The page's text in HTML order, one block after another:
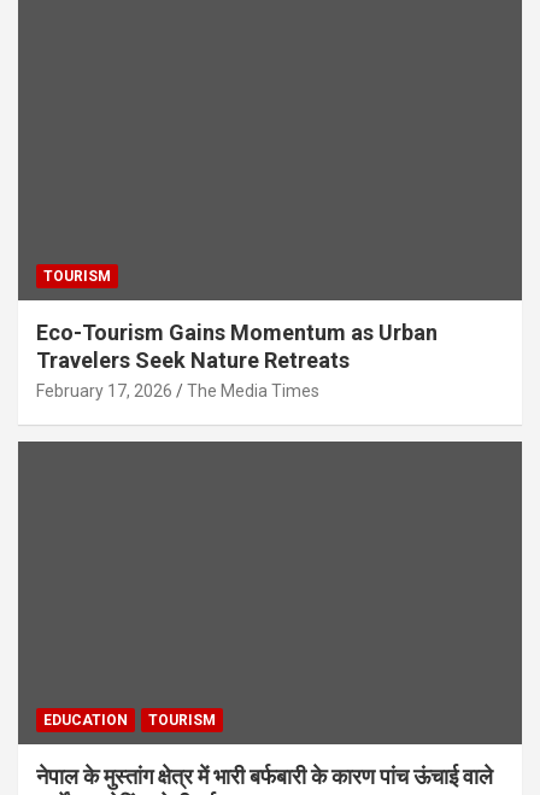
TOURISM
Eco-Tourism Gains Momentum as Urban
Travelers Seek Nature Retreats
February 17, 2026 The Media Times
EDUCATION TOURISM
नेपाल के मुस्तांग क्षेत्र में भारी बर्फबारी के कारण पांच ऊंचाई वाले